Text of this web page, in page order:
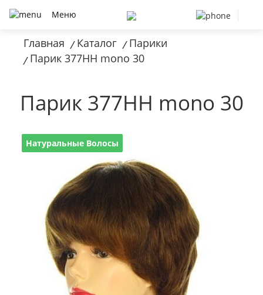
Меню
Главная / Каталог / Парики
/ Парик 377HH mono 30
Парик 377HH mono 30
Натуральные Волосы